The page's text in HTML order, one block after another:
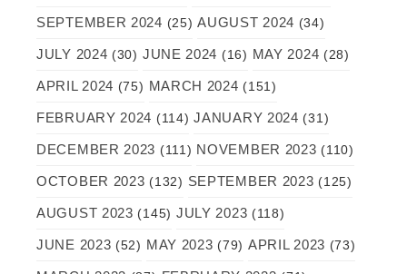
SEPTEMBER 2024 (25) AUGUST 2024 (34)
JULY 2024 (30) JUNE 2024 (16) MAY 2024 (28)
APRIL 2024 (75) MARCH 2024 (151)
FEBRUARY 2024 (114) JANUARY 2024 (31)
DECEMBER 2023 (111) NOVEMBER 2023 (110)
OCTOBER 2023 (132) SEPTEMBER 2023 (125)
AUGUST 2023 (145) JULY 2023 (118)
JUNE 2023 (52) MAY 2023 (79) APRIL 2023 (73)